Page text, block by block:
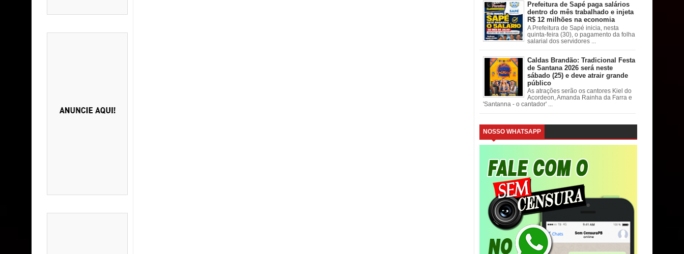
Prefeitura de Sapé paga salários
dentro do mês trabalhado e injeta
R$ 12 milhões na economia
A Prefeitura de Sapé inicia, nesta
quinta-feira (30), o pagamento da folha
salarial dos servidores ...
Caldas Brandão: Tradicional Festa
de Santana 2026 será neste
sábado (25) e deve atrair grande
público
As atrações serão os cantores Kiel do
Acordeon, Amanda Rainha da Farra e
'Santanna - o cantador' ...
NOSSO WHATSAPP